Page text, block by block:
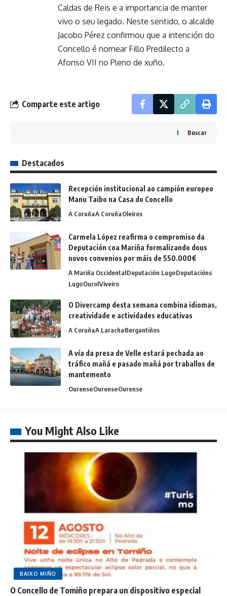
Caldas de Reis e a importancia de manter
vivo o seu legado. Neste sentido, o alcalde
Jacobo Pérez confirmou que a intención do
Concello é nomear Fillo Predilecto a
Afonso VII no Pleno de xuño.
Comparte este artigo
Buscar
Destacados
Recepción institucional ao campión europeo
Manu Taibo na Casa do Concello
A CoruñaA CoruñaOleiros
Carmela López reafirma o compromiso da
Deputación coa Mariña formalizando dous
novos convenios por máis de 550.000€
A Mariña OccidentalDeputación LugoDeputacións
LugoOurolViveiro
O Divercamp desta semana combina idiomas,
creatividade e actividades educativas
A CoruñaA LarachaBergantiños
A vía da presa de Velle estará pechada ao
tráfico mañá e pasado mañá por traballos de
mantemento
OurenseOurenseOurense
You Might Also Like
BAIXO MIÑO
O Concello de Tomiño prepara un dispositivo especial